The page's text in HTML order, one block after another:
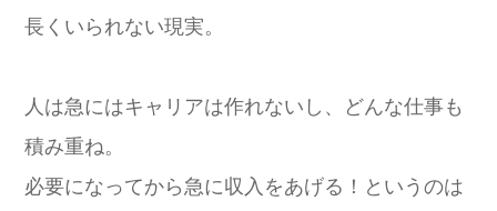
長くいられない現実。
人は急にはキャリアは作れないし、どんな仕事も
積み重ね。
必要になってから急に収入をあげる！というのは